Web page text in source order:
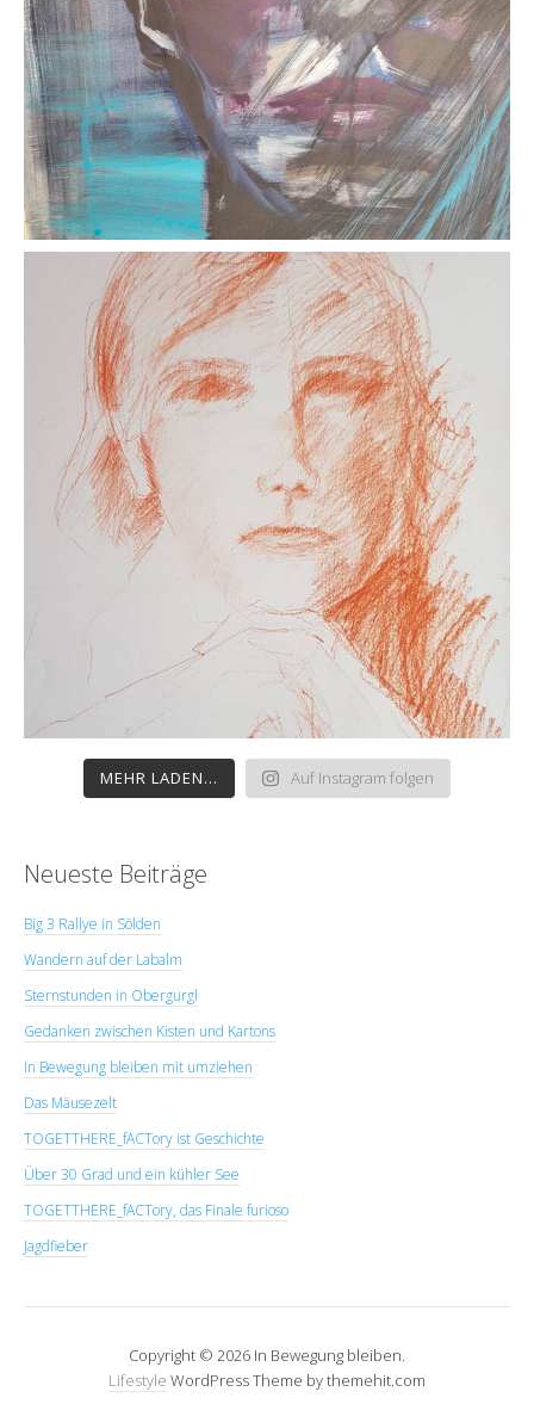
MEHR LADEN... Auf Instagram folgen
Neueste Beiträge
Big 3 Rallye in Sölden
Wandern auf der Labalm
Sternstunden in Obergurgl
Gedanken zwischen Kisten und Kartons
In Bewegung bleiben mit umziehen
Das Mäusezelt
TOGETTHERE_fACTory ist Geschichte
Über 30 Grad und ein kühler See
TOGETTHERE_fACTory, das Finale furioso
Jagdfieber
Copyright © 2026 In Bewegung bleiben.
Lifestyle WordPress Theme by themehit.com